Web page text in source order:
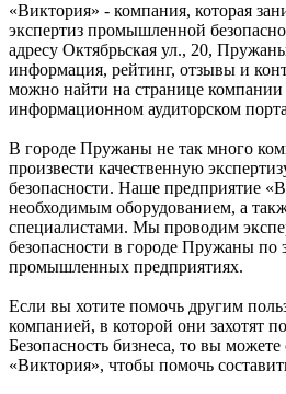
«Виктория» - компания, которая
экспертиз промышленной
адресу Октябрьская ул., 20,
информация, рейтинг, отзывы и
можно найти на странице
информационном аудиторском
В городе Пружаны не так много
произвести качественную
безопасности. Наше предприятие
необходимым оборудованием, а
специалистами. Мы проводим
безопасности в городе Пружаны по
промышленных предприятиях.
Если вы хотите помочь другим
компанией, в которой они захотят
Безопасность бизнеса, то вы можете
«Виктория», чтобы помочь